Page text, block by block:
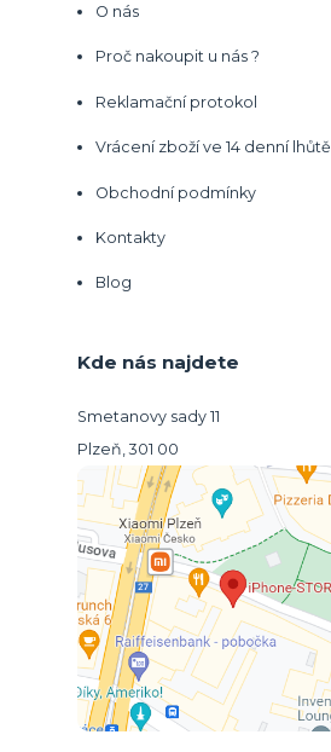
O nás
Proč nakoupit u nás ?
Reklamační protokol
Vrácení zboží ve 14 denní lhůtě
Obchodní podmínky
Kontakty
Blog
Kde nás najdete
Smetanovy sady 11
Plzeň, 301 00